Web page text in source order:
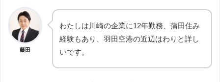
藤田
わたしは川崎の企業に12年勤務、蒲田住み
経験もあり、羽田空港の近辺はわりと詳し
いです。